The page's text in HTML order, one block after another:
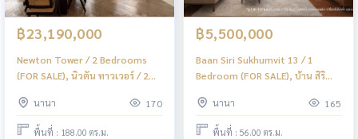
฿23,190,000
Newton Tower / 2 Bedrooms
(FOR SALE), นิวตัน ทาวเวอร์ / 2
นานา
170
พื้นที่ : 188.00 ตร.ม.
฿5,500,000
Baan Siri Sukhumvit 13 / 1
Bedroom (FOR SALE), บ้าน สิริ
BJ081นานา 165
พื้นที่ : 56.00 ตร.ม.